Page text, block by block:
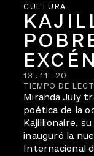
CULTURA
13 . 11 . 20
TIEMPO DE
Miranda July
poética de la
Kajillionaire,
inauguró la
Internacional